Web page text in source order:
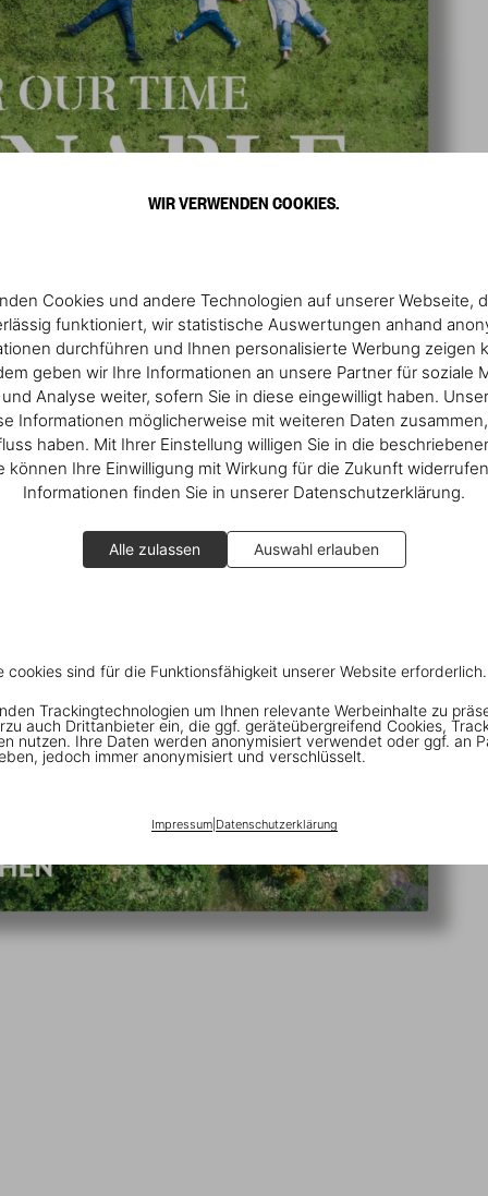
WIR VERWENDEN COOKIES.
Cookies und andere Technologien auf unserer Webseite,
funktioniert, wir statistische Auswertungen anhand
durchführen und Ihnen personalisierte Werbung zeigen
geben wir Ihre Informationen an unsere Partner für soziale
Analyse weiter, sofern Sie in diese eingewilligt haben.
Informationen möglicherweise mit weiteren Daten
haben. Mit Ihrer Einstellung willigen Sie in die
können Ihre Einwilligung mit Wirkung für die Zukunft
Informationen finden Sie in unserer Datenschutzerklärung.
Alle zulassen Auswahl erlauben
cookies sind für die Funktionsfähigkeit unserer Website erforderlich.
Trackingtechnologien um Ihnen relevante Werbeinhalte zu
auch Drittanbieter ein, die ggf. geräteübergreifend Cookies,
nutzen. Ihre Daten werden anonymisiert verwendet oder ggf. an
jedoch immer anonymisiert und verschlüsselt.
Impressum| Datenschutzerklärung